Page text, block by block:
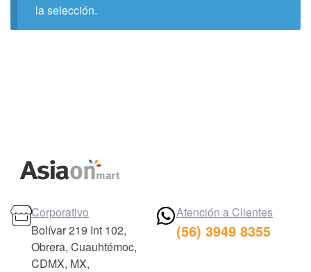
la selección.
Corporativo
Bolívar 219 Int 102,
Obrera, Cuauhtémoc,
CDMX, MX,
Atención a Clientes
(56) 3949 8355